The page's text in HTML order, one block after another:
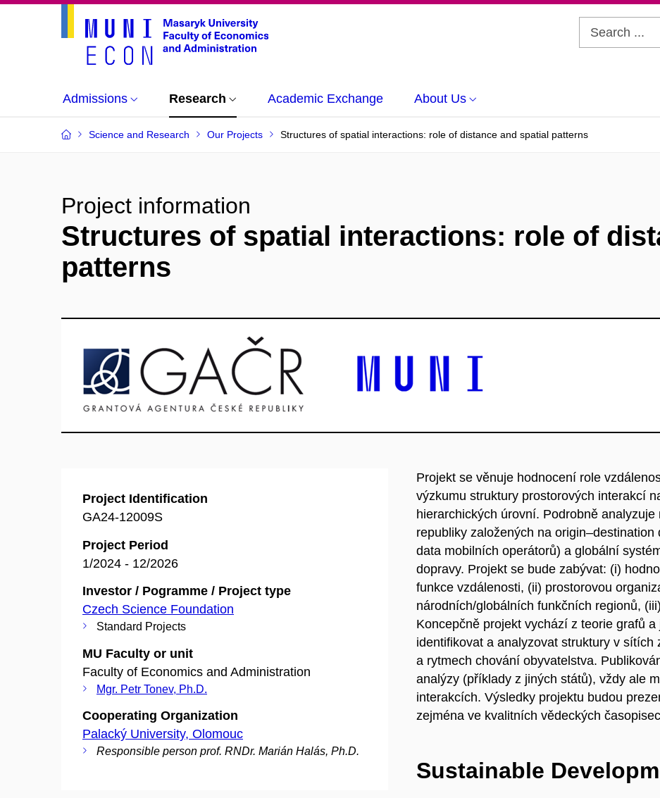
Admissions Research Academic Exchange About Us
Science and Research Our Projects Structures of spatial interactions: role of distance and spatial patterns
Project information
Structures of spatial interactions: role of
patterns
Project Identification
GA24-12009S
Project Period
1/2024 - 12/2026
Investor / Pogramme / Project type
Czech Science Foundation
Standard Projects
MU Faculty or unit
Faculty of Economics and Administration
Mgr. Petr Tonev, Ph.D.
Cooperating Organization
Palacký University, Olomouc
Responsible person prof. RNDr. Marián Halás, Ph.D.
Projekt se věnuje hodnocení role
výzkumu struktury prostorových interakcí
hierarchických úrovní. Podrobně
republiky založených na
data mobilních operátorů) a globální
dopravy. Projekt se bude zabývat: (i)
funkce vzdálenosti, (ii) prostorovou
národních/globálních funkčních regionů,
Koncepčně projekt vychází z teorie grafů
identifikovat a analyzovat struktury v
a rytmech chování obyvatelstva.
analýzy (příklady z jiných států), vždy ale
interakcích. Výsledky projektu budou
zejména ve kvalitních vědeckých
Sustainable